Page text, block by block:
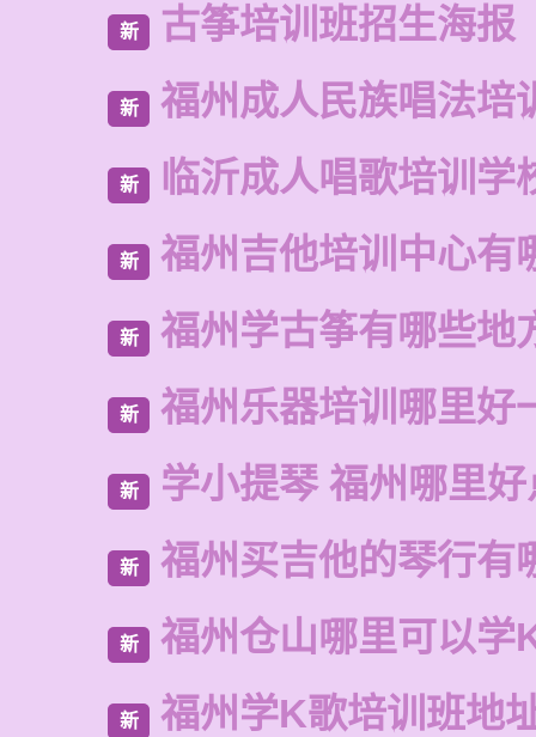
新 古筝培训班招生海报
新 福州成人民族唱法培
新 临沂成人唱歌培训学
新 福州吉他培训中心有
新 福州学古筝有哪些地
新 福州乐器培训哪里好
新 学小提琴 福州哪里
新 福州买吉他的琴行有
新 福州仓山哪里可以学
新 福州学K歌培训班地